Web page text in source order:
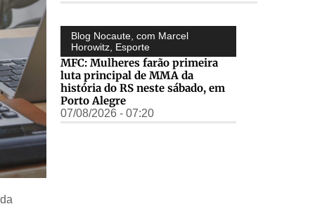
Blog Nocaute, com Marcel
Horowitz Esporte
MFC: Mulheres farão primeira
luta principal de MMA da
história do RS neste sábado, em
Porto Alegre
07/08/2026 - 07:20